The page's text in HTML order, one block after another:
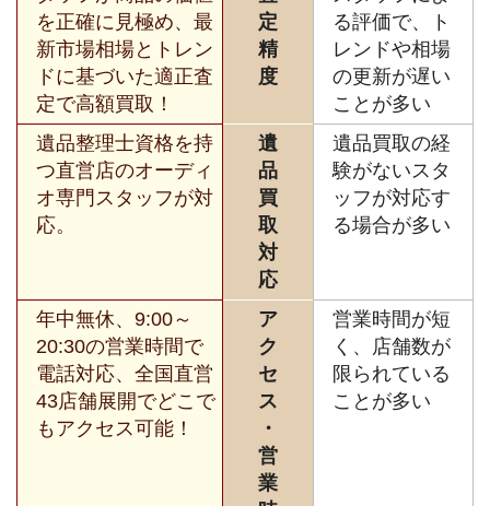
を正確に見極め、最
新市場相場とトレン
ドに基づいた適正査
定で高額買取！
定
精
度
る評価で、ト
レンドや相場
の更新が遅い
ことが多い
遺品整理士資格を持
つ直営店のオーディ
オ専門スタッフが対
応。
遺
品
買
取
対
応
遺品買取の経
験がないスタ
ッフが対応す
る場合が多い
年中無休、9:00～
20:30の営業時間で
電話対応、全国直営
43店舗展開でどこで
もアクセス可能！
ア
ク
セ
ス
・
営
業
営業時間が短
く、店舗数が
限られている
ことが多い